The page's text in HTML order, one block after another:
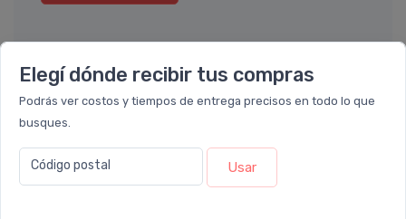
Elegí dónde recibir tus compras
Podrás ver costos y tiempos de entrega precisos en todo lo que
busques.
Código postal Usar
También te recomendamos...
11%